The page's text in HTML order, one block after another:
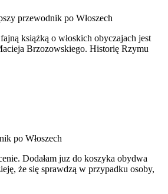
przewodnik po Włoszech
książką o włoskich obyczajach jest
Brzozowskiego. Historię Rzymu
po Włoszech
Dodałam juz do koszyka obydwa
że się sprawdzą w przypadku osoby,